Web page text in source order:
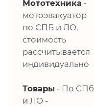
Мототехника -
мотоэвакуатор
по СПБ и ЛО,
стоимость
рассчитывается
индивидуально
Товары - По СПб
и ЛО -